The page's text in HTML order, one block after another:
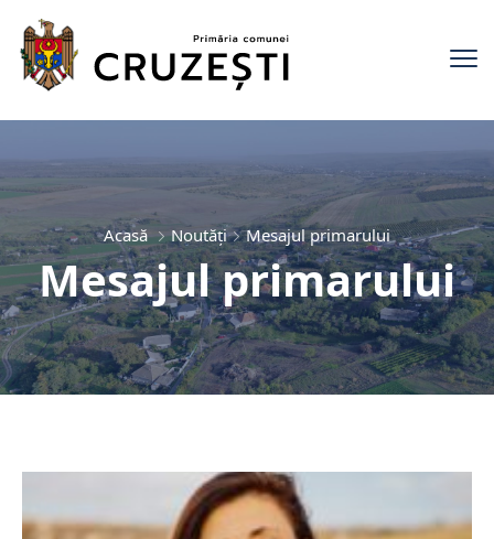
Acasă Noutăți Mesajul primarului
Mesajul primarului